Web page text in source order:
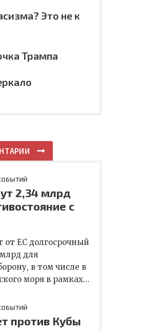
Это не к
Трампа
2,34 млрд
с
от ЕС долгосрочный
для
в том числе в
моря в рамках…
против Кубы